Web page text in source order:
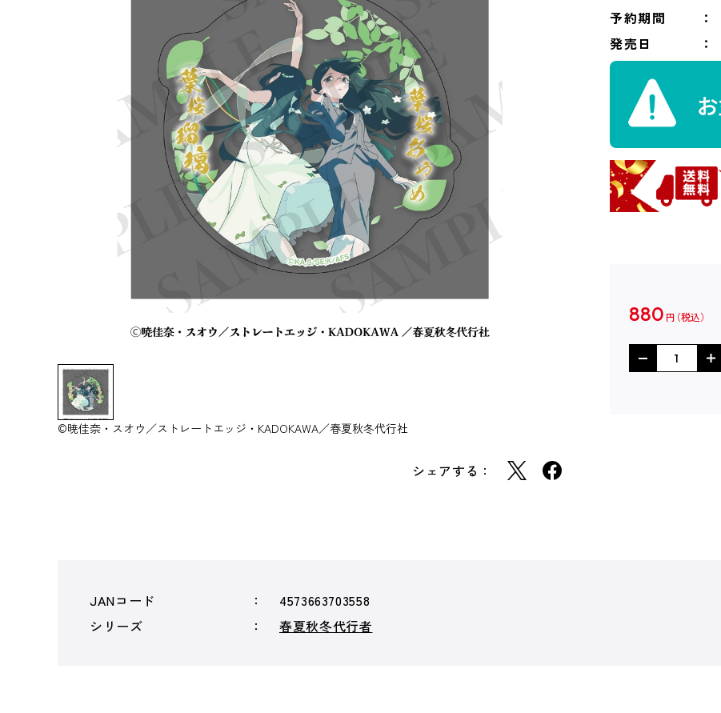
©暁佳奈・スオウ／ストレートエッジ・KADOKAWA／春夏秋冬代行社
シェアする：
予約期間
発売日
880 円
JANコード
4573663703558
シリーズ
春夏秋冬代行者